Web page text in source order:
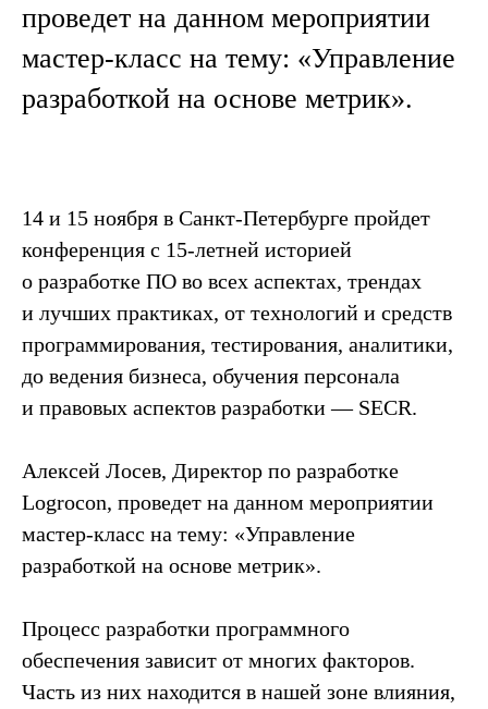
проведет на данном мероприятии
мастер-класс на тему: «Управление
разработкой на основе метрик».
14 и 15 ноября в Санкт-Петербурге пройдет
конференция с 15-летней историей
о разработке ПО во всех аспектах, трендах
и лучших практиках, от технологий и средств
программирования, тестирования, аналитики,
до ведения бизнеса, обучения персонала
и правовых аспектов разработки — SECR.
Алексей Лосев, Директор по разработке
Logrocon, проведет на данном мероприятии
мастер-класс на тему: «Управление
разработкой на основе метрик».
Процесс разработки программного
обеспечения зависит от многих факторов.
Часть из них находится в нашей зоне влияния,